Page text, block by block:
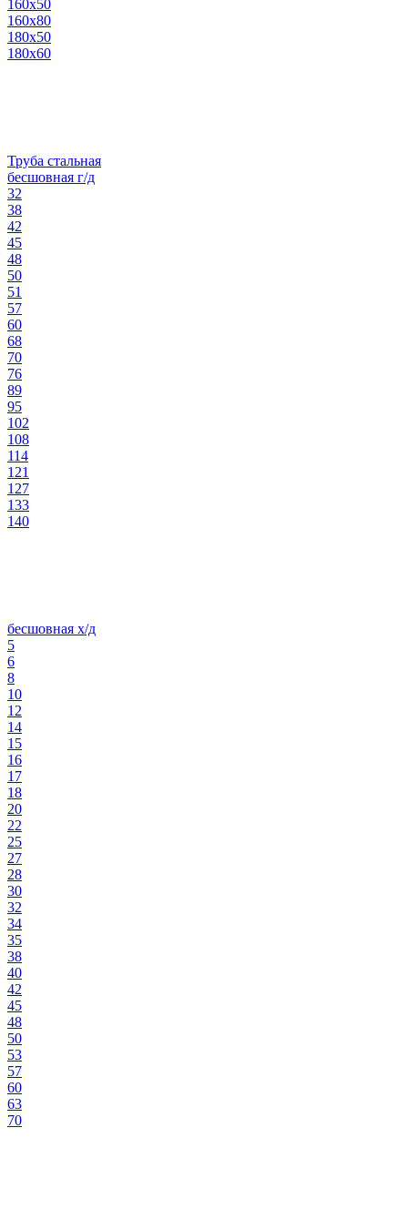
160х50
160х80
180х50
180х60
Труба стальная
бесшовная г/д
32
38
42
45
48
50
51
57
60
68
70
76
89
95
102
108
114
121
127
133
140
бесшовная х/д
5
6
8
10
12
14
15
16
17
18
20
22
25
27
28
30
32
34
35
38
40
42
45
48
50
53
57
60
63
70